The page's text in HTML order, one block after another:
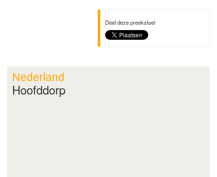
Deel deze preekstoel
Nederland
Hoofddorp